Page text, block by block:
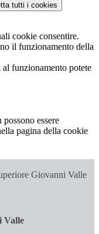
tutti i cookies
cookie consentire.
il funzionamento della
al funzionamento potete
essere
pagina della cookie
Giovanni Valle
Valle